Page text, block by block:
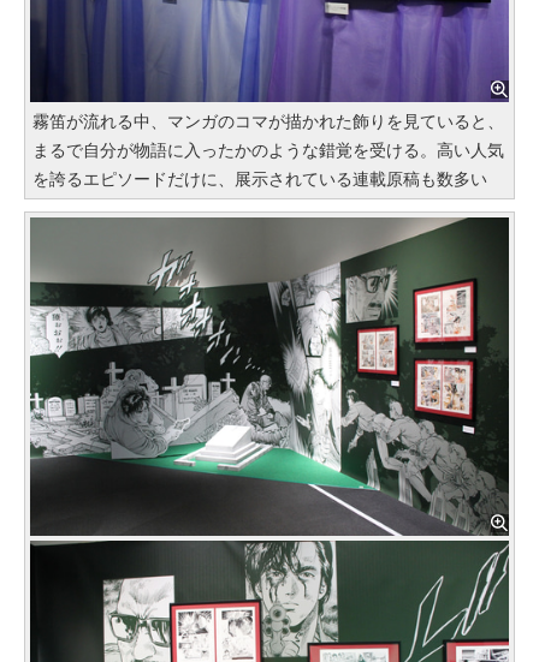
霧笛が流れる中、マンガのコマが描かれた飾りを見ていると、
まるで自分が物語に入ったかのような錯覚を受ける。高い人気
を誇るエピソードだけに、展示されている連載原稿も数多い